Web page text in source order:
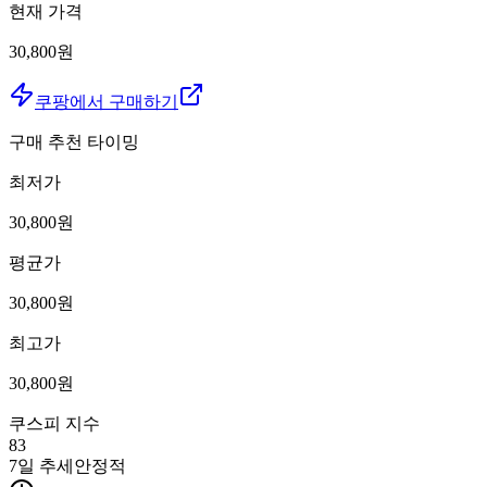
현재 가격
30,800원
쿠팡에서 구매하기
구매 추천 타이밍
최저가
30,800원
평균가
30,800원
최고가
30,800원
쿠스피 지수
83
7일 추세 안정적